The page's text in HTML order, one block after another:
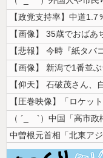
【政党支持率】中道1.7
【悲報】 今時『紙タバ
【画像】 新潟で1番並
中曽根元首相「北東ア